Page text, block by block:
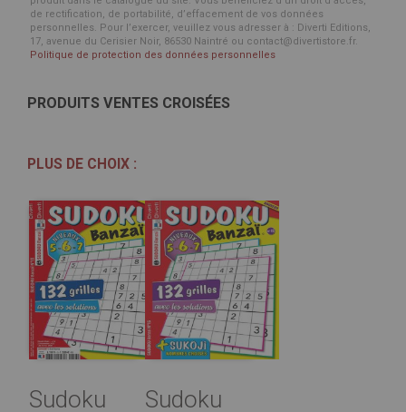
de rectification, de portabilité, d’effacement de vos données
personnelles. Pour l’exercer, veuillez vous adresser à : Diverti Editions,
17, avenue du Cerisier Noir, 86530 Naintré ou contact@divertistore.fr.
Politique de protection des données personnelles
PRODUITS VENTES CROISÉES
PLUS DE CHOIX :
Sudoku
Sudoku